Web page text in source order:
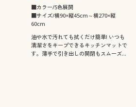
■カラー/5色展開
■サイズ/横90×縦45cm～横270×縦
60cm
油や水で汚れても拭くだけ簡単! いつも
清潔さをキープできるキッチンマットで
す。薄手で引き出しの開閉もスムーズ。